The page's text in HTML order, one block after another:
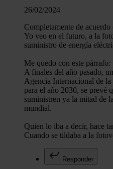
26/02/2024
Completamente de
Yo veo en el futuro, a la
suministro de energía
Me quedo con este párrafo:
A finales del año pasado,
Agencia Internacional de
para el año 2030, se prevé
suministren ya la mitad de
mundial.
Quien lo iba a decir, hace
Cuando se tildaba a la
Responder